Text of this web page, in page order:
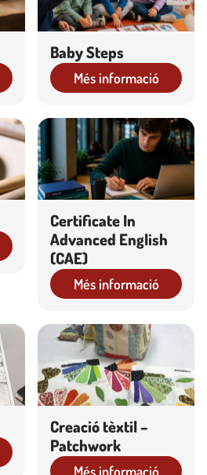
Baby Steps
Més informació
Certificate In
Advanced English
(CAE)
Més informació
Creació tèxtil –
Patchwork
Més informació